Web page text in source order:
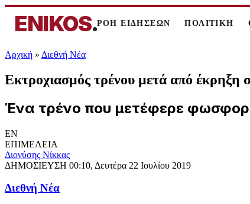
ENIKOS.ΡΟΗ ΕΙΔΗΣΕΩΝ ΠΟΛΙΤΙΚΗ
Αρχική » Διεθνή Νέα
Εκτροχιασμός τρένου μετά από έκρηξη
Ένα τρένο που μετέφερε
EN
ΕΠΙΜΕΛΕΙΑ
Διονύσης Νίκκας
ΔΗΜΟΣΙΕΥΣΗ 00:10, Δευτέρα 22 Ιουλίου 2019
Διεθνή Νέα